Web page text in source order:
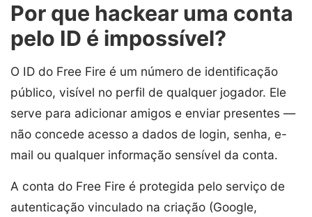
Por que hackear uma conta
pelo ID é impossível?
O ID do Free Fire é um número de identificação
público, visível no perfil de qualquer jogador. Ele
serve para adicionar amigos e enviar presentes —
não concede acesso a dados de login, senha, e-
mail ou qualquer informação sensível da conta.
A conta do Free Fire é protegida pelo serviço de
autenticação vinculado na criação (Google,